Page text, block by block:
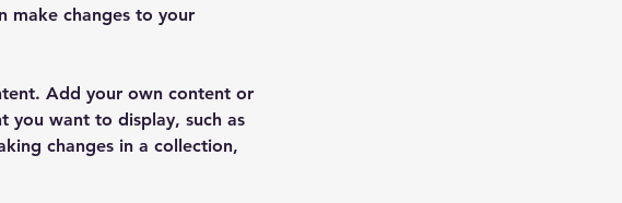
make changes to your
Add your own content or
want to display, such as
changes in a collection,